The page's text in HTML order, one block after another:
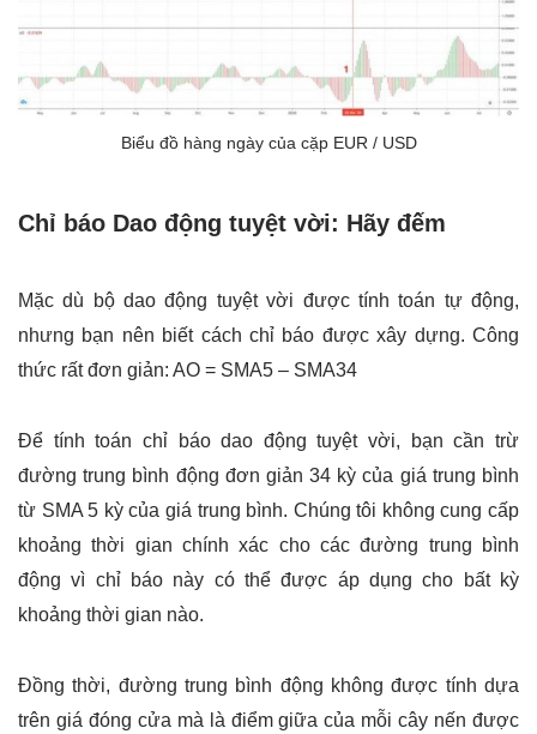
Biểu đồ hàng ngày của cặp EUR / USD
Chỉ báo Dao động tuyệt vời: Hãy đếm
Mặc dù bộ dao động tuyệt vời được tính toán tự động,
nhưng bạn nên biết cách chỉ báo được xây dựng. Công
thức rất đơn giản: AO = SMA5 – SMA34
Để tính toán chỉ báo dao động tuyệt vời, bạn cần trừ
đường trung bình động đơn giản 34 kỳ của giá trung bình
từ SMA 5 kỳ của giá trung bình. Chúng tôi không cung cấp
khoảng thời gian chính xác cho các đường trung bình
động vì chỉ báo này có thể được áp dụng cho bất kỳ
khoảng thời gian nào.
Đồng thời, đường trung bình động không được tính dựa
trên giá đóng cửa mà là điểm giữa của mỗi cây nến được